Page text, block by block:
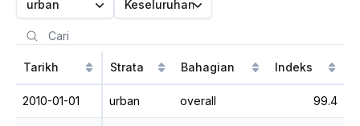
urban
Keseluruhan
Tarikh Strata Bahagian Indeks
2010-01-01 urban overall 99.4